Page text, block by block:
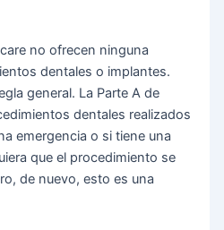
no ofrecen ninguna
dentales o implantes.
general. La Parte A de
dentales realizados
emergencia o si tiene una
que el procedimiento se
de nuevo, esto es una